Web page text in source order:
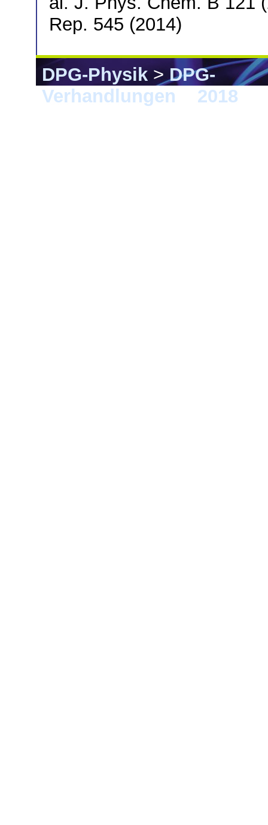
Rep. 545 (2014)
DPG-Physik>DPG-
Verhandlungen
2018